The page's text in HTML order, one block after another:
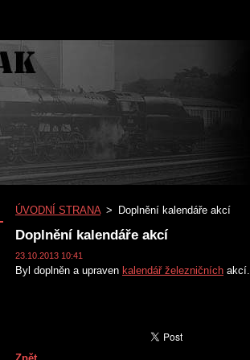
ÚVODNÍ STRANA > Doplnění kalendáře akcí
Doplnění kalendáře akcí
23.10.2013 10:41
Byl doplněn a upraven kalendář železničních akcí.